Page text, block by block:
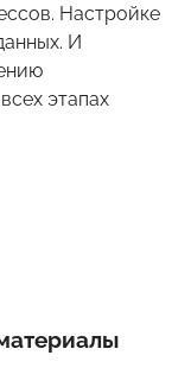
Настройке
И
этапах